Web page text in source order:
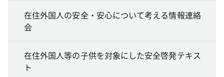
在住外国人の安全・安心について考える情報連絡
会
在住外国人等の子供を対象にした安全啓発テキス
ト